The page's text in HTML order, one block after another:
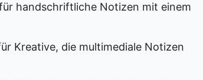
handschriftliche Notizen mit einem
Kreative, die multimediale Notizen